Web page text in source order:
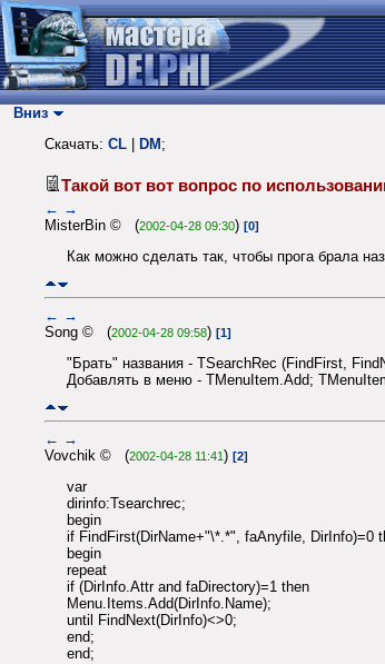
Вниз
Скачать: CL DM ;
Такой вот вот вопрос по
← →
MisterBin © (2002-04-28 09:30) [0]
Как можно сделать так, чтобы прога брала
← →
Song © (2002-04-28 09:58) [1]
"Брать" названия - TSearchRec (FindFirst,
Добавлять в меню - TMenuItem.Add;
← →
Vovchik © (2002-04-28 11:41) [2]
var
dirinfo:Tsearchrec;
begin
if FindFirst(DirName+"\*.*", faAnyfile, DirInfo)=0
begin
repeat
if (DirInfo.Attr and faDirectory)=1 then
Menu.Items.Add(DirInfo.Name);
until FindNext(DirInfo)<>0;
end;
end;